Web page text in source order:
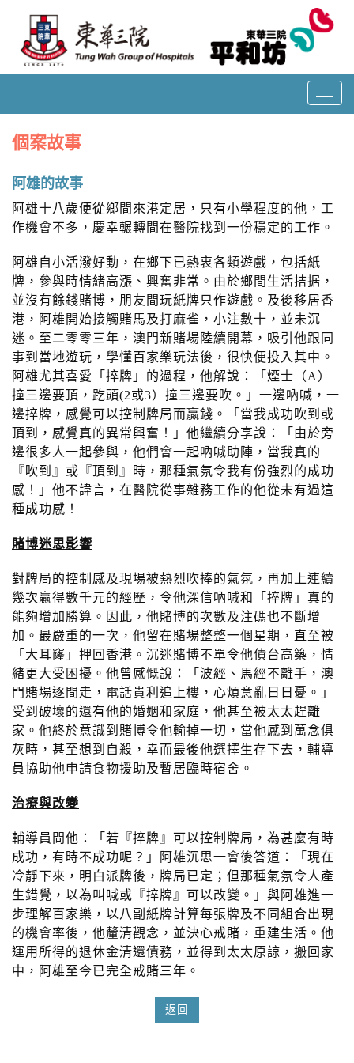
T
o
n
a
a
t
o
n
個案故事
阿雄的故事
阿雄十八歲便從鄉間來港定居，只有小學程度的他，工
作機會不多，慶幸輾轉間在醫院找到一份穩定的工作。
阿雄自小活潑好動，在鄉下已熱衷各類遊戲，包括紙
牌，參與時情緒高漲、興奮非常。由於鄉間生活拮据，
並沒有餘錢賭博，朋友間玩紙牌只作遊戲。及後移居香
港，阿雄開始接觸賭馬及打麻雀，小注數十，並未沉
迷。至二零零三年，澳門新賭場陸續開幕，吸引他跟同
事到當地遊玩，學懂百家樂玩法後，很快便投入其中。
阿雄尤其喜愛「捽牌」的過程，他解說：「煙士（A）
撞三邊要頂，趷頭(2或3）撞三邊要吹。」一邊吶喊，一
邊捽牌，感覺可以控制牌局而贏錢。「當我成功吹到或
頂到，感覺真的異常興奮！」他繼續分享說：「由於旁
邊很多人一起參與，他們會一起吶喊助陣，當我真的
『吹到』或『頂到』時，那種氣氛令我有份強烈的成功
感！」他不諱言，在醫院從事雜務工作的他從未有過這
種成功感！
賭博迷思影響
對牌局的控制感及現場被熱烈吹捧的氣氛，再加上連續
幾次贏得數千元的經歷，令他深信吶喊和「捽牌」真的
能夠增加勝算。因此，他賭博的次數及注碼也不斷增
加。最嚴重的一次，他留在賭場整整一個星期，直至被
「大耳窿」押回香港。沉迷賭博不單令他債台高築，情
緒更大受困擾。他曾感慨說：「波經、馬經不離手，澳
門賭場逐間走，電話貴利追上樓，心煩意亂日日憂。」
受到破壞的還有他的婚姻和家庭，他甚至被太太趕離
家。他終於意識到賭博令他輸掉一切，當他感到萬念俱
灰時，甚至想到自殺，幸而最後他選擇生存下去，輔導
員協助他申請食物援助及暫居臨時宿舍。
治療與改變
輔導員問他：「若『捽牌』可以控制牌局，為甚麼有時
成功，有時不成功呢？」阿雄沉思一會後答道：「現在
冷靜下來，明白派牌後，牌局已定；但那種氣氛令人產
生錯覺，以為叫喊或『捽牌』可以改變。」與阿雄進一
步理解百家樂，以八副紙牌計算每張牌及不同組合出現
的機會率後，他釐清觀念，並決心戒賭，重建生活。他
運用所得的退休金清還債務，並得到太太原諒，搬回家
中，阿雄至今已完全戒賭三年。
返回